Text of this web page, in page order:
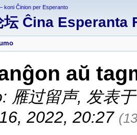
koni Ĉinion per Esperanto
坛 Ĉina Esperanta
aŭ
雁过留声, 发表
2022, 20:27